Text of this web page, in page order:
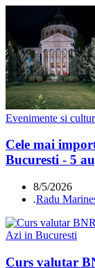
Evenimente si
Cele mai
Bucuresti - 5
8/5/2026
.Radu
Azi in Bucuresti
Curs valutar